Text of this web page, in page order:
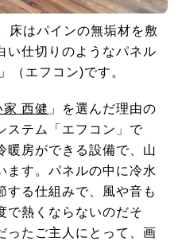
床はパインの無垢材を敷
い仕切りのようなパネル
（エフコン)です。
家 西健 」を選んだ理由の
ステム「エフコン」で
暖房ができる設備で、山
ます。パネルの中に冷水
する仕組みで、風や音も
で熱くならないのだそ
ったご主人にとって、画